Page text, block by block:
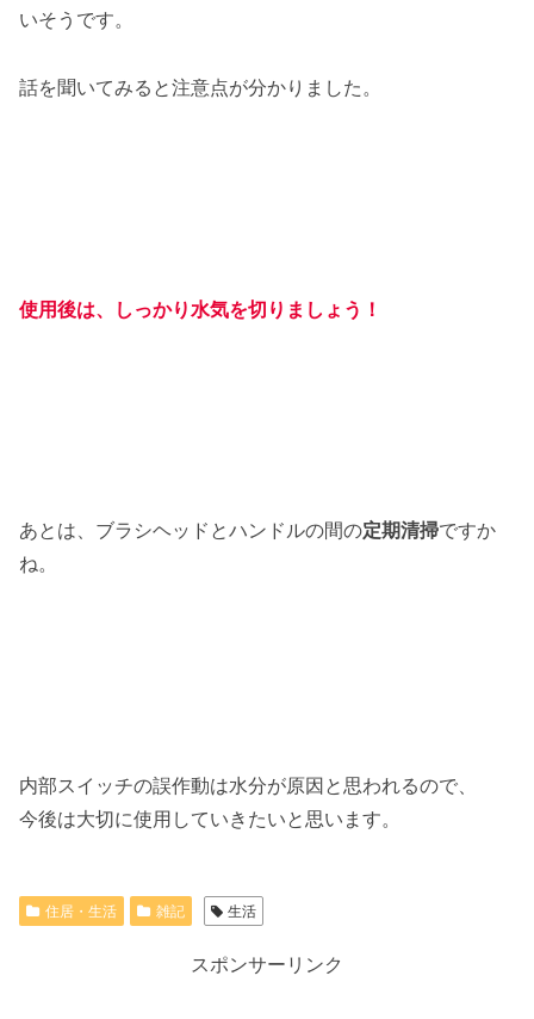
いそうです。
話を聞いてみると注意点が分かりました。
使用後は、しっかり水気を切りましょう！
あとは、ブラシヘッドとハンドルの間の定期清掃ですか
ね。
内部スイッチの誤作動は水分が原因と思われるので、
今後は大切に使用していきたいと思います。
住居・生活 雑記 生活
スポンサーリンク